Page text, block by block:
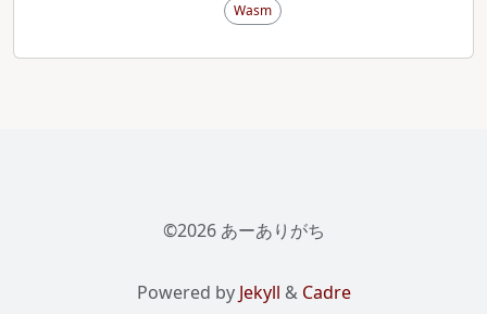
Wasm
©2026 あーありがち
Powered by Jekyll & Cadre